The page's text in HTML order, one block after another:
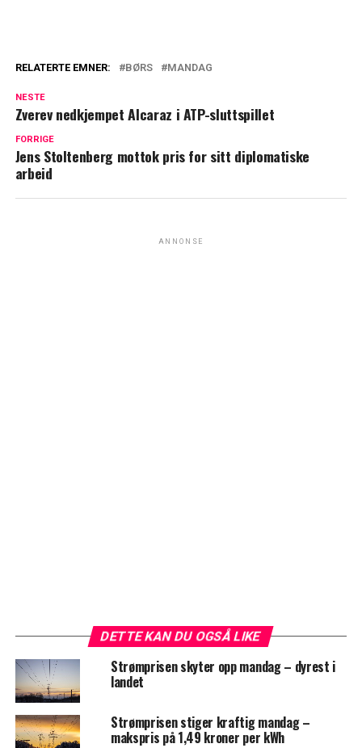
RELATERTE EMNER: BØRS MANDAG
NESTE
Zverev nedkjempet Alcaraz i ATP-sluttspillet
FORRIGE
Jens Stoltenberg mottok pris for sitt diplomatiske
arbeid
ANNONSE
DETTE KAN DU OGSÅ LIKE
Strømprisen skyter opp mandag – dyrest i
landet
Strømprisen stiger kraftig mandag –
makspris på 1,49 kroner per kWh